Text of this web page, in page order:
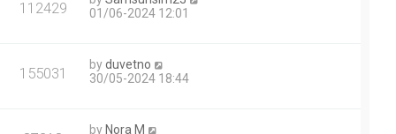
112429
01/06-2024 12:01
155031 byduvetno
30/05-2024 18:44
by Nora M